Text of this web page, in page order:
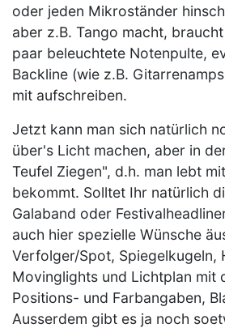
oder jeden Mikroständer
aber z.B. Tango macht,
paar beleuchtete Notenpulte,
Backline (wie z.B.
mit aufschreiben.
Jetzt kann man sich natürlich
über's Licht machen, aber in
Teufel Ziegen", d.h. man lebt
bekommt. Solltet Ihr natürlich
Galaband oder
auch hier spezielle Wünsche
Verfolger/Spot, Spiegelkugeln,
Movinglights und Lichtplan mit
Positions- und Farbangaben,
Ausserdem gibt es ja noch